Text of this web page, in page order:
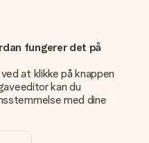
fungerer det på
at klikke på knappen
kan du
med dine